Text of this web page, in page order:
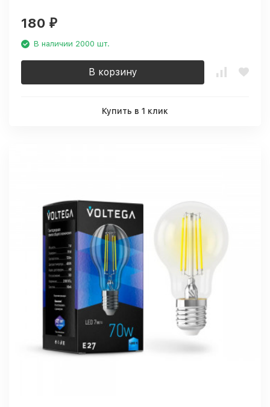
180 ₽
В наличии 2000 шт.
В корзину
Купить в 1 клик